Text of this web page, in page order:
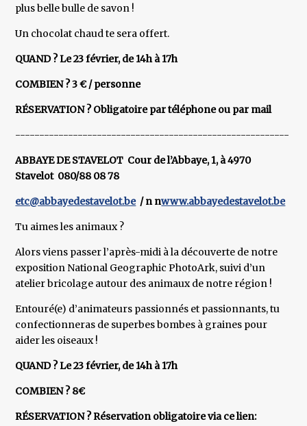
plus belle bulle de savon !
Un chocolat chaud te sera offert.
QUAND ? Le 23 février, de 14h à 17h
COMBIEN ? 3 € / personne
RÉSERVATION ? Obligatoire par téléphone ou par mail
---------------------------------------------------------
ABBAYE DE STAVELOT Cour de l’Abbaye, 1, à 4970
Stavelot 080/88 08 78
etc@abbayedestavelot.be/ n nwww.abbayedestavelot.be
Tu aimes les animaux ?
Alors viens passer l’après-midi à la découverte de notre
exposition National Geographic PhotoArk, suivi d’un
atelier bricolage autour des animaux de notre région !
Entouré(e) d’animateurs passionnés et passionnants, tu
confectionneras de superbes bombes à graines pour
aider les oiseaux !
QUAND ? Le 23 février, de 14h à 17h
COMBIEN ? 8€
RÉSERVATION ? Réservation obligatoire via ce lien: